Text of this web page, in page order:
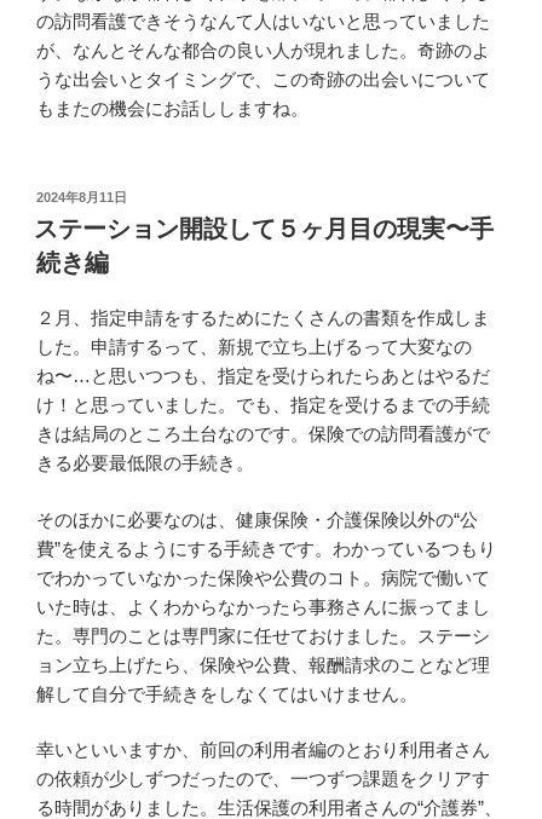
の訪問看護できそうなんて人はいないと思っていました
が、なんとそんな都合の良い人が現れました。奇跡のよ
うな出会いとタイミングで、この奇跡の出会いについて
もまたの機会にお話ししますね。
投
稿
日:
2024年8月11日
ステーション開設して５ヶ月目の現実〜手
続き編
２月、指定申請をするためにたくさんの書類を作成しま
した。申請するって、新規で立ち上げるって大変なの
ね〜…と思いつつも、指定を受けられたらあとはやるだ
け！と思っていました。でも、指定を受けるまでの手続
きは結局のところ土台なのです。保険での訪問看護がで
きる必要最低限の手続き。
そのほかに必要なのは、健康保険・介護保険以外の“公
費”を使えるようにする手続きです。わかっているつもり
でわかっていなかった保険や公費のコト。病院で働いて
いた時は、よくわからなかったら事務さんに振ってまし
た。専門のことは専門家に任せておけました。ステーシ
ョン立ち上げたら、保険や公費、報酬請求のことなど理
解して自分で手続きをしなくてはいけません。
幸いといいますか、前回の利用者編のとおり利用者さん
の依頼が少しずつだったので、一つずつ課題をクリアす
る時間がありました。生活保護の利用者さんの“介護券”、